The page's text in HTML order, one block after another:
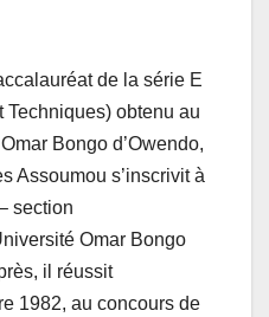
de la série E
Techniques) obtenu au
Bongo d’Owendo,
Assoumou s’inscrivit à
section
Omar Bongo
il réussit
1982, au concours de